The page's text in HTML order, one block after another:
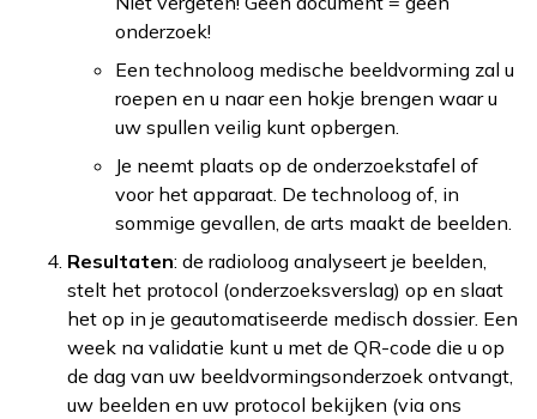
onderzoek!
Een technoloog medische beeldvorming zal u
roepen en u naar een hokje brengen waar u
uw spullen veilig kunt opbergen.
Je neemt plaats op de onderzoekstafel of
voor het apparaat. De technoloog of, in
sommige gevallen, de arts maakt de beelden.
Resultaten: de radioloog analyseert je beelden,
stelt het protocol (onderzoeksverslag) op en slaat
het op in je geautomatiseerde medisch dossier. Een
week na validatie kunt u met de QR-code die u op
de dag van uw beeldvormingsonderzoek ontvangt,
uw beelden en uw protocol bekijken (via ons